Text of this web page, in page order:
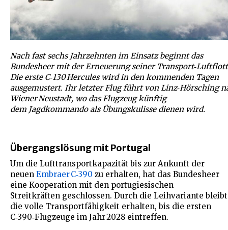
Nach fast sechs Jahrzehnten im Einsatz beginnt das
Bundesheer mit der Erneuerung seiner
Die erste C‑130 Hercules wird in den kommenden Tagen
ausgemustert. Ihr letzter Flug führt von Linz‑Hörsching
Wiener Neustadt, wo das Flugzeug künftig
dem Jagdkommando als Übungskulisse dienen wird.
Übergangslösung mit Portugal
Um die Lufttransportkapazität bis zur Ankunft der
neuen Embraer C‑390 zu erhalten, hat das Bundesheer
eine Kooperation mit den portugiesischen
Streitkräften geschlossen. Durch die Leihvariante bleibt
die volle Transportfähigkeit erhalten, bis die ersten
C‑390‑Flugzeuge im Jahr 2028 eintreffen.